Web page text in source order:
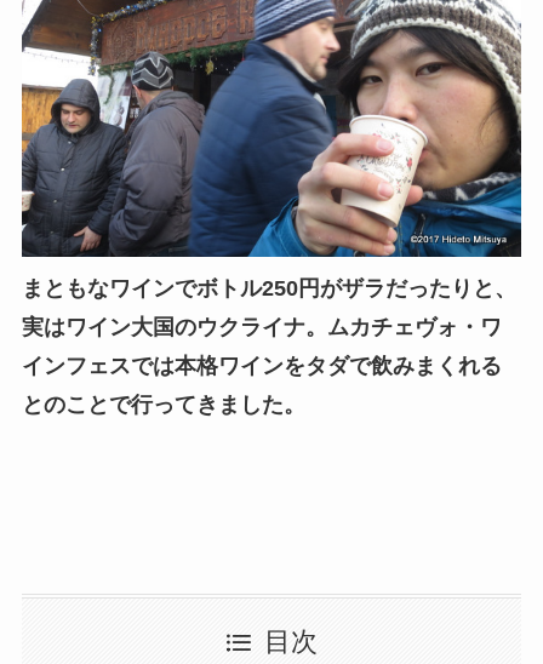
まともなワインでボトル250円がザラだったりと、
実はワイン大国のウクライナ。ムカチェヴォ・ワ
インフェスでは本格ワインをタダで飲みまくれる
とのことで行ってきました。
目次